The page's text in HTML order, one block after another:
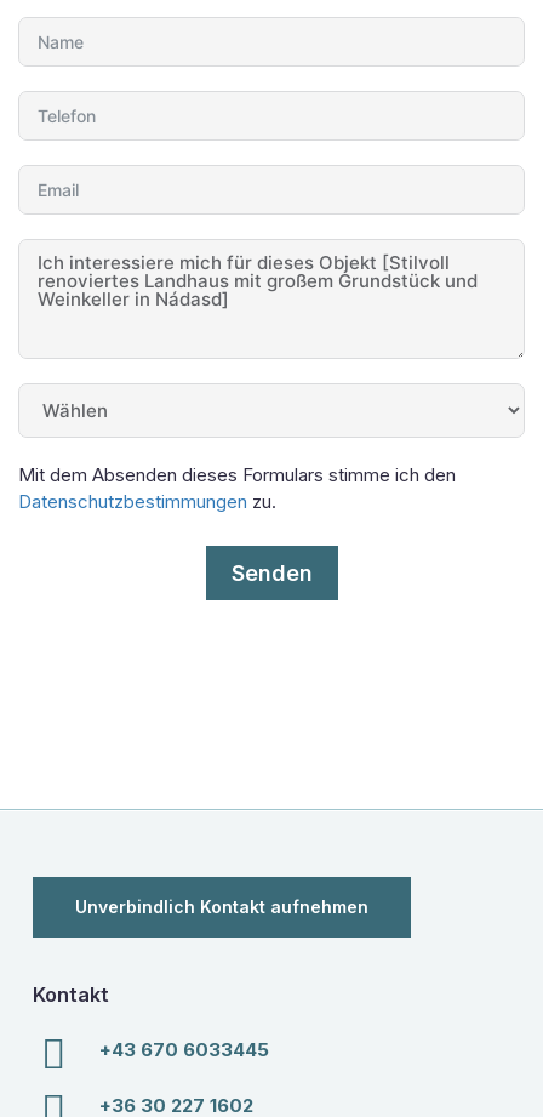
Mit dem Absenden dieses Formulars stimme ich den
Datenschutzbestimmungen zu.
Senden
Unverbindlich Kontakt aufnehmen
Kontakt
+43 670 6033445
+36 30 227 1602